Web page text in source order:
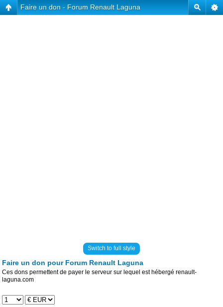
Faire un don - Forum Renault Laguna
Switch to full style
Faire un don pour Forum Renault Laguna
Ces dons permettent de payer le serveur sur lequel est hébergé renault-
laguna.com